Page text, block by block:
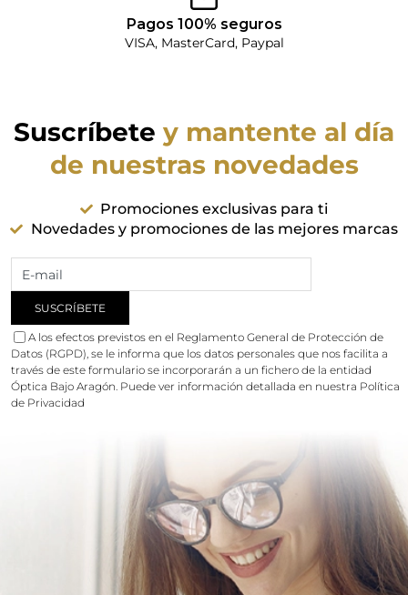
Pagos 100% seguros
VISA, MasterCard, Paypal
Suscríbete y mantente al día
de nuestras novedades
Promociones exclusivas para ti
Novedades y promociones de las mejores marcas
A los efectos previstos en el Reglamento General de Protección de
Datos (RGPD), se le informa que los datos personales que nos facilita a
través de este formulario se incorporarán a un fichero de la entidad
Óptica Bajo Aragón. Puede ver información detallada en nuestra Política
de Privacidad